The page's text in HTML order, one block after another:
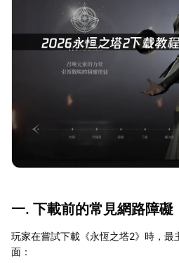
一. 下載前的常見網路障礙
玩家在嘗試下載《永恆之塔2》時，最
面：